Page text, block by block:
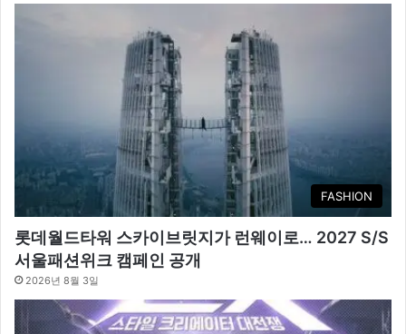
FASHION
롯데월드타워 스카이브릿지가 런웨이로… 2027 S/S
서울패션위크 캠페인 공개
2026년 8월 3일